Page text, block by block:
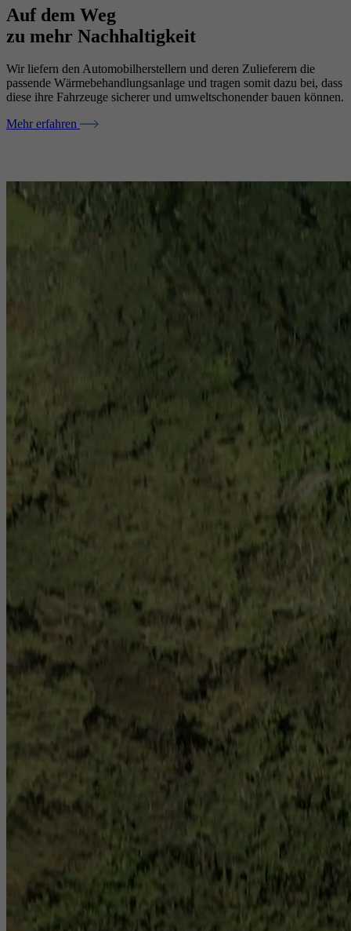
Auf dem Weg
zu mehr Nachhaltigkeit
Wir liefern den Automobilherstellern und deren Zulieferern die
passende Wärmebehandlungsanlage und tragen somit dazu bei, dass
diese ihre Fahrzeuge sicherer und umweltschonender bauen können.
Mehr erfahren